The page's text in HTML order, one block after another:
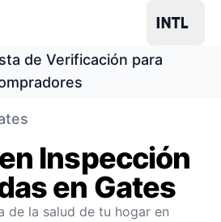
de Verificación para
Inspección
en Gates
de la salud de tu hogar en